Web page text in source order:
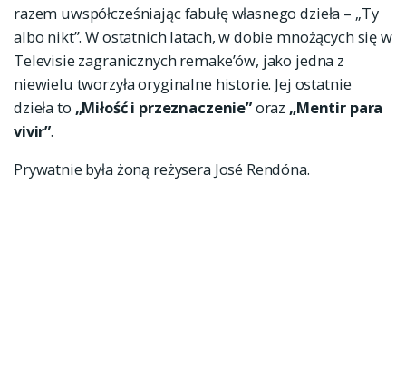
razem uwspółcześniając fabułę własnego dzieła – „Ty
albo nikt”. W ostatnich latach, w dobie mnożących się w
Televisie zagranicznych remake’ów, jako jedna z
niewielu tworzyła oryginalne historie. Jej ostatnie
dzieła to „Miłość i przeznaczenie”oraz „Mentir para
vivir”.
Prywatnie była żoną reżysera José Rendóna.